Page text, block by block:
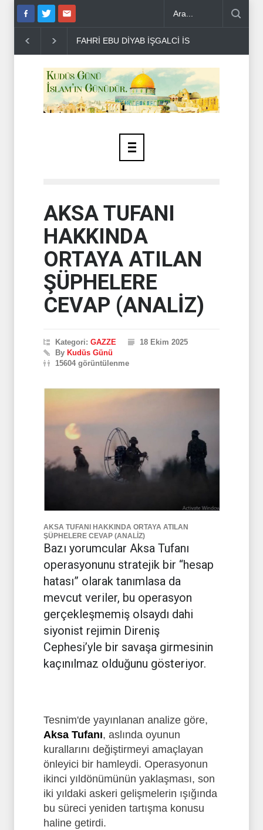
PLANINI DE�.. GAZZE'DE ÇEVRE VE SAĞLIK FELAKETİ
AKSA TUFANI
HAKKINDA
ORTAYA ATILAN
ŞÜPHELERE
CEVAP (ANALİZ)
Kategori: GAZZE
18 Ekim 2025
By Kudüs Günü
15604 görüntülenme
AKSA TUFANI HAKKINDA ORTAYA ATILAN
ŞÜPHELERE CEVAP (ANALİZ)
Bazı yorumcular Aksa Tufanı
operasyonunu stratejik bir “hesap
hatası” olarak tanımlasa da
mevcut veriler, bu operasyon
gerçekleşmemiş olsaydı dahi
siyonist rejimin Direniş
Cephesi’yle bir savaşa girmesinin
kaçınılmaz olduğunu gösteriyor.
Tesnim'de yayınlanan analize göre,
Aksa Tufanı, aslında oyunun
kurallarını değiştirmeyi amaçlayan
önleyici bir hamleydi. Operasyonun
ikinci yıldönümünün yaklaşması, son
iki yıldaki askeri gelişmelerin ışığında
bu süreci yeniden tartışma konusu
haline getirdi.